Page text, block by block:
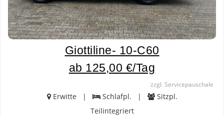
Giottiline- 10-C60
ab 125,00 €/Tag
zzgl. Servicepauschale
Erwitte | Schlafpl. |
Sitzpl.
Teilintegriert